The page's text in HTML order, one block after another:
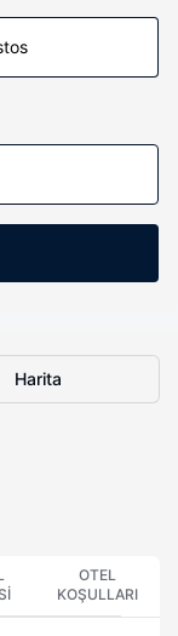
Harita
OTEL
KOŞULLARI